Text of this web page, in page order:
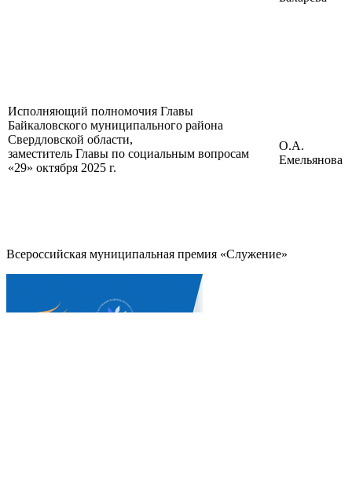
Исполняющий полномочия Главы
Байкаловского муниципального района
Свердловской области,
заместитель Главы по социальным вопросам
«29» октября 2025 г.
О.А.
Емельянова
Всероссийская муниципальная премия «Служение»